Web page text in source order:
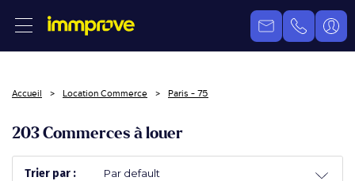
Accueil Location Commerce Paris - 75
203 Commerces à louer
Trier par :